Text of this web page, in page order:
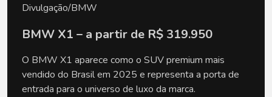
Divulgação/BMW
BMW X1 – a partir de R$ 319.950
O BMW X1 aparece como o SUV premium mais
vendido do Brasil em 2025 e representa a porta de
entrada para o universo de luxo da marca.